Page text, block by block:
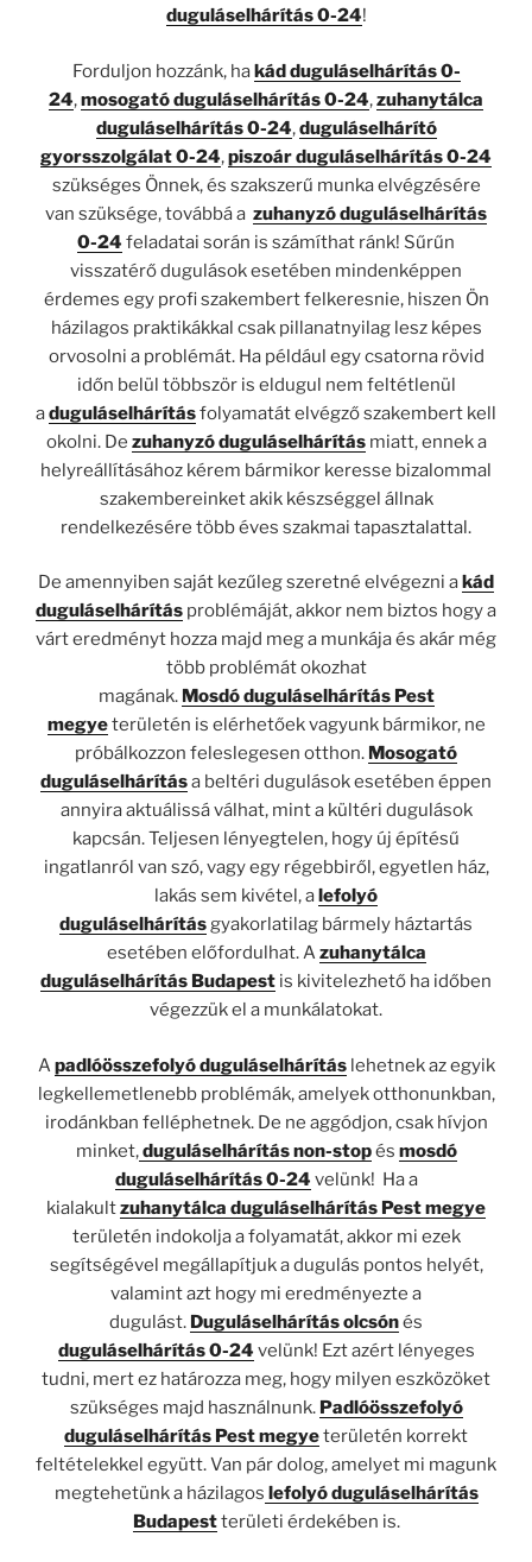
duguláselhárítás 0-24!
Forduljon hozzánk, hakád duguláselhárítás 0-
24,mosogató duguláselhárítás 0-24,zuhanytálca
duguláselhárítás 0-24,duguláselhárító
gyorsszolgálat 0-24,piszoár duguláselhárítás 0-24
szükséges Önnek, és szakszerű munka elvégzésére
van szüksége, továbbá a zuhanyzó duguláselhárítás
0-24 feladatai során is számíthat ránk! Sűrűn
visszatérő dugulások esetében mindenképpen
érdemes egy profi szakembert felkeresnie, hiszen Ön
házilagos praktikákkal csak pillanatnyilag lesz képes
orvosolni a problémát. Ha például egy csatorna rövid
időn belül többször is eldugul nem feltétlenül
aduguláselhárításfolyamatát elvégző szakembert kell
okolni. De zuhanyzó duguláselhárításmiatt, ennek a
helyreállításához kérem bármikor keresse bizalommal
szakembereinket akik készséggel állnak
rendelkezésére több éves szakmai tapasztalattal.
De amennyiben saját kezűleg szeretné elvégezni akád
duguláselhárítás problémáját, akkor nem biztos hogy a
várt eredményt hozza majd meg a munkája és akár még
több problémát okozhat
magának. Mosdóduguláselhárítás Pest
megyeterületén is elérhetőek vagyunk bármikor, ne
próbálkozzon feleslegesen otthon. Mosogató
duguláselhárítása beltéri dugulások esetében éppen
annyira aktuálissá válhat, mint a kültéri dugulások
kapcsán. Teljesen lényegtelen, hogy új építésű
ingatlanról van szó, vagy egy régebbiről, egyetlen ház,
lakás sem kivétel, alefolyó
duguláselhárításgyakorlatilag bármely háztartás
esetében előfordulhat. Azuhanytálca
duguláselhárítás Budapest is kivitelezhető ha időben
végezzük el a munkálatokat.
Apadlóösszefolyó duguláselhárításlehetnek az egyik
legkellemetlenebb problémák, amelyek otthonunkban,
irodánkban felléphetnek. De ne aggódjon, csak hívjon
minket,duguláselhárítás non-stopés mosdó
duguláselhárítás 0-24 velünk! Ha a
kialakultzuhanytálca duguláselhárítás Pest megye
területén indokolja a folyamatát, akkor mi ezek
segítségével megállapítjuk a dugulás pontos helyét,
valamint azt hogy mi eredményezte a
dugulást. Duguláselhárítás olcsónés
duguláselhárítás 0-24 velünk! Ezt azért lényeges
tudni, mert ez határozza meg, hogy milyen eszközöket
szükséges majd használnunk. Padlóösszefolyó
duguláselhárítás Pest megyeterületén korrekt
feltételekkel együtt. Van pár dolog, amelyet mi magunk
megtehetünk a házilagos lefolyó duguláselhárítás
Budapestterületi érdekében is.